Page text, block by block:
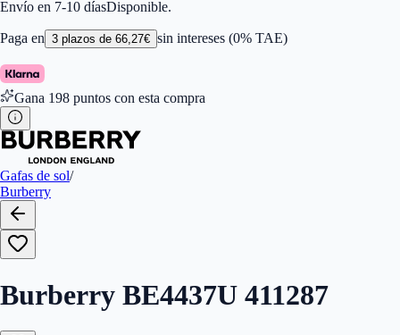
Color de Lentes:Gris
Forma:Aviador
Género:Hombre
Largo de la Varilla (mm)
Marca
Tipo de Cristales: Normales
Envío en 7-10 díasDisponible.
Paga en 3 plazos de 66,27€ sin intereses (0% TAE)
Gana 198 puntos con esta compra
Gafas de sol/
Burberry
Burberry BE4437U 411287